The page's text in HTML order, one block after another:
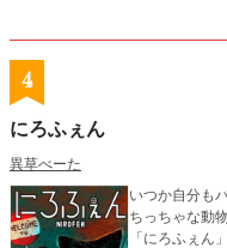
4
にろふぇん
異草べーた
いつか自分も
ちっちゃな動物たちの日常。
「にろふぇん